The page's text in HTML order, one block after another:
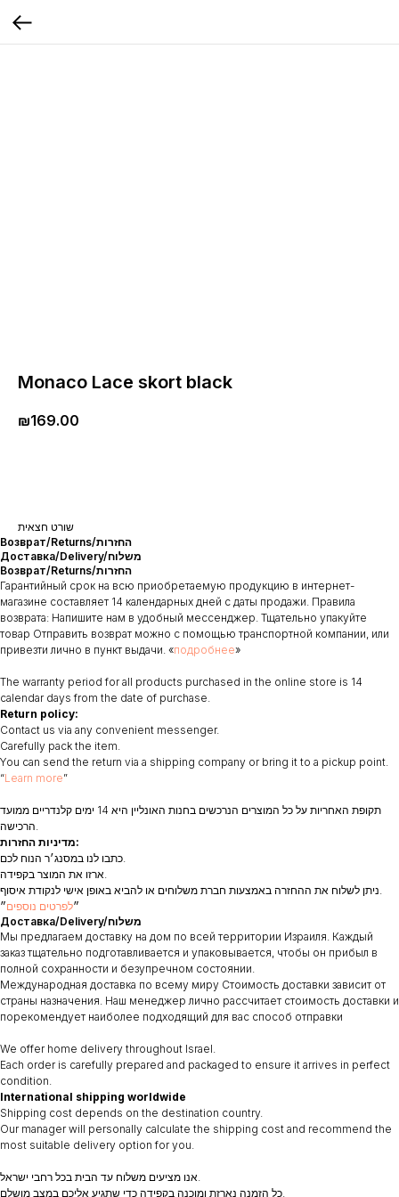
Monaco Lace skort black
₪169.00
שורט חצאית
Возврат/Returns/החזרות
Доставка/Delivery/משלוח
Возврат/Returns/החזרות
Гарантийный срок на всю приобретаемую продукцию в интернет-
магазине составляет 14 календарных дней с даты продажи. Правила
возврата: Напишите нам в удобный мессенджер. Тщательно упакуйте
товар Отправить возврат можно с помощью транспортной компании, или
привезти лично в пункт выдачи. «подробнее»
The warranty period for all products purchased in the online store is 14
calendar days from the date of purchase.
Return policy:
Contact us via any convenient messenger.
Carefully pack the item.
You can send the return via a shipping company or bring it to a pickup point.
“Learn more”
תקופת האחריות על כל המוצרים הנרכשים בחנות האונליין היא 14 ימים קלנדריים ממועד
הרכישה.
מדיניות החזרות:
כתבו לנו במסנג׳ר הנוח לכם.
ארזו את המוצר בקפידה.
ניתן לשלוח את ההחזרה באמצעות חברת משלוחים או להביא באופן אישי לנקודת איסוף.
״לפרטים נוספים״
Доставка/Delivery/משלוח
Мы предлагаем доставку на дом по всей территории Израиля. Каждый
заказ тщательно подготавливается и упаковывается, чтобы он прибыл в
полной сохранности и безупречном состоянии.
Международная доставка по всему миру Стоимость доставки зависит от
страны назначения. Наш менеджер лично рассчитает стоимость доставки и
порекомендует наиболее подходящий для вас способ отправки
We offer home delivery throughout Israel.
Each order is carefully prepared and packaged to ensure it arrives in perfect
condition.
International shipping worldwide
Shipping cost depends on the destination country.
Our manager will personally calculate the shipping cost and recommend the
most suitable delivery option for you.
אנו מציעים משלוח עד הבית בכל רחבי ישראל.
כל הזמנה נארזת ומוכנה בקפידה כדי שתגיע אליכם במצב מושלם.